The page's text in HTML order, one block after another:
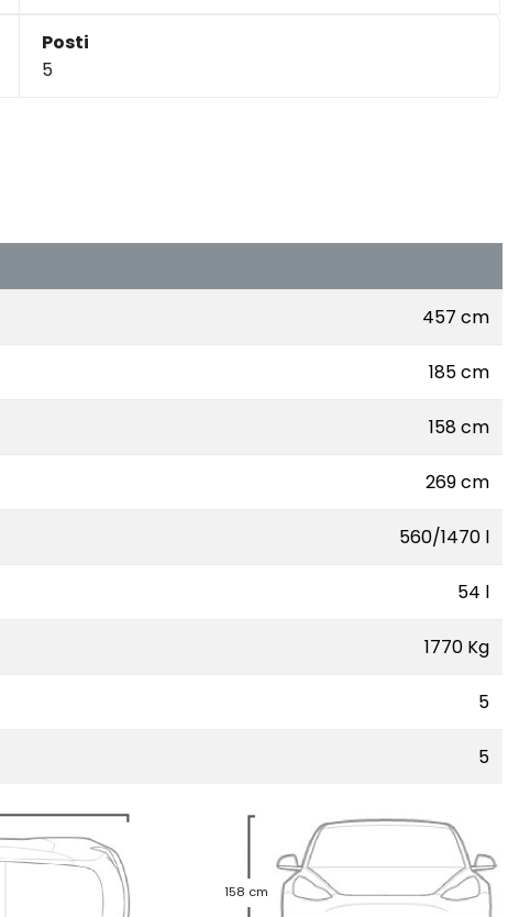
Posti
5
457 cm
185 cm
158 cm
269 cm
560/1470 l
54 l
1770 Kg
5
5
158 cm